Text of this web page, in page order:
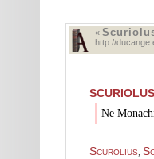
«
http://
SCURIOLUS
Ne
Scurolius,